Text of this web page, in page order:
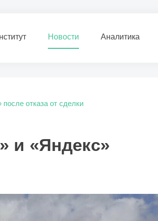
Новости Аналитика
отказа от сделки
и «Яндекс»